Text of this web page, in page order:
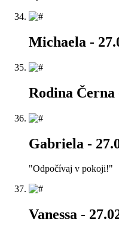
Michaela -
Rodina Černa
Gabriela -
"Odpočívaj v pokoji!"
Vanessa -